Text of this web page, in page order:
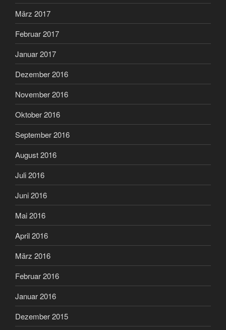
März 2017
Februar 2017
Januar 2017
Dezember 2016
November 2016
Oktober 2016
September 2016
August 2016
Juli 2016
Juni 2016
Mai 2016
April 2016
März 2016
Februar 2016
Januar 2016
Dezember 2015